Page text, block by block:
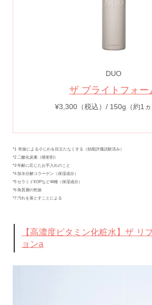
DUO
ザ ブライトフォー
¥3,300（税込）/ 150g（約1ヵ
*1 乾燥による小じわを目立たなくする（効能評価試験済み）
*2 二酸化炭素（噴射剤）
*3 年齢に応じたお手入れのこと
*4 加水分解コラーゲン（保湿成分）
*5 セラミドEOPなど46種（保湿成分）
*6 角質層の乾燥
*7 汚れを落とすことによる
【高濃度ビタミン化粧水】ザ リ
ョンa